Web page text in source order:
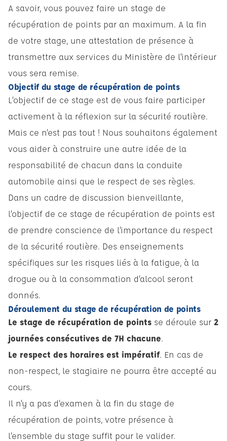
A savoir, vous pouvez faire un stage de
récupération de points par an maximum. A la fin
de votre stage, une attestation de présence à
transmettre aux services du Ministère de l’intérieur
vous sera remise.
Objectif du stage de récupération de points
L’objectif de ce stage est de vous faire participer
activement à la réflexion sur la sécurité routière.
Mais ce n’est pas tout ! Nous souhaitons également
vous aider à construire une autre idée de la
responsabilité de chacun dans la conduite
automobile ainsi que le respect de ses règles.
Dans un cadre de discussion bienveillante,
l’objectif de ce stage de récupération de points est
de prendre conscience de l’importance du respect
de la sécurité routière. Des enseignements
spécifiques sur les risques liés à la fatigue, à la
drogue ou à la consommation d’alcool seront
donnés.
Déroulement du stage de récupération de points
Le stage de récupération de points se déroule sur 2
journées consécutives de 7H chacune.
Le respect des horaires est impératif. En cas de
non-respect, le stagiaire ne pourra être accepté au
cours.
Il n’y a pas d’examen à la fin du stage de
récupération de points, votre présence à
l’ensemble du stage suffit pour le valider.